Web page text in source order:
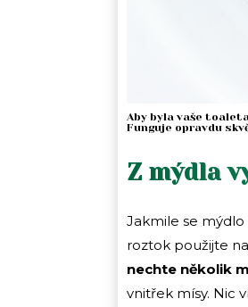
Aby byla vaše
Funguje opravdu
Z mýdla
Jakmile se
roztok použijte
nechte několik
vnitřek mísy. Nic